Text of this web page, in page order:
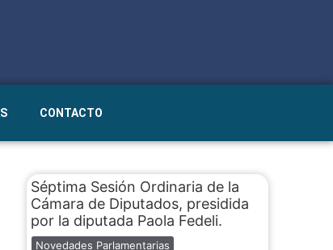
CONTACTO
Séptima Sesión Ordinaria de la
Cámara de Diputados, presidida
por la diputada Paola Fedeli.
Novedades Parlamentarias